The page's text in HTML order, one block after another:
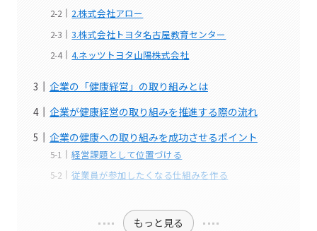
2.株式会社アロー
3.株式会社トヨタ名古屋教育センター
4.ネッツトヨタ山陽株式会社
企業の「健康経営」の取り組みとは
企業が健康経営の取り組みを推進する際の流れ
企業の健康への取り組みを成功させるポイント
経営課題として位置づける
従業員が参加したくなる仕組みを作る
もっと見る